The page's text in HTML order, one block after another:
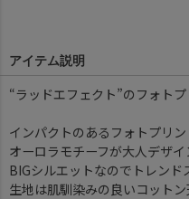
アイテム説明
“ラッドエフェクト”のフォト
インパクトのあるフォトプリン
オーロラモチーフが大人デザイ
BIGシルエットなのでトレンド
生地は肌馴染みの良いコットン